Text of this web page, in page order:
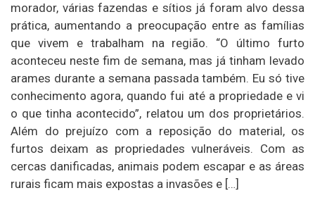
morador, várias fazendas e sítios já foram alvo dessa
prática, aumentando a preocupação entre as famílias
que vivem e trabalham na região. “O último furto
aconteceu neste fim de semana, mas já tinham levado
arames durante a semana passada também. Eu só tive
conhecimento agora, quando fui até a propriedade e vi
o que tinha acontecido”, relatou um dos proprietários.
Além do prejuízo com a reposição do material, os
furtos deixam as propriedades vulneráveis. Com as
cercas danificadas, animais podem escapar e as áreas
rurais ficam mais expostas a invasões e […]